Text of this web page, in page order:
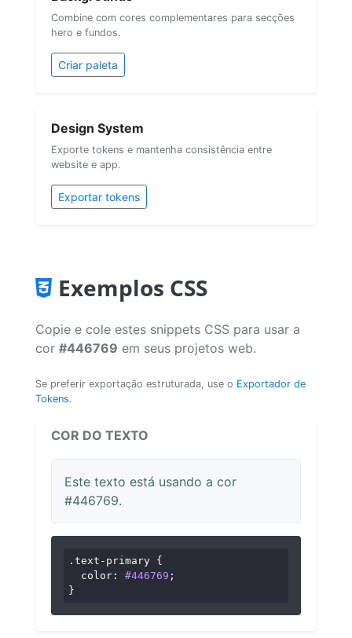
Combine com cores complementares para secções
hero e fundos.
Criar paleta
Design System
Exporte tokens e mantenha consistência entre
website e app.
Exportar tokens
Exemplos CSS
Copie e cole estes snippets CSS para usar a
cor #446769 em seus projetos web.
Se preferir exportação estruturada, use o Exportador de
Tokens.
COR DO TEXTO
Este texto está usando a cor
#446769.
.text-primary {
color : #446769 ;
}